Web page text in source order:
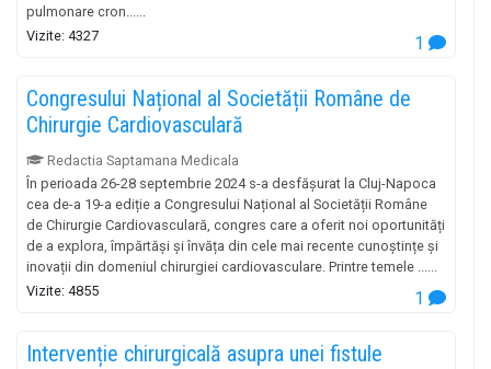
pulmonare cron......
1
Vizite: 4327
Congresului Național al Societății Române de
Chirurgie Cardiovasculară
Redactia Saptamana Medicala
În perioada 26-28 septembrie 2024 s-a desfășurat la Cluj-Napoca
cea de-a 19-a ediție a Congresului Național al Societății Române
de Chirurgie Cardiovasculară, congres care a oferit noi oportunități
de a explora, împărtăși și învăța din cele mai recente cunoștințe și
inovații din domeniul chirurgiei cardiovasculare. Printre temele ......
1
Vizite: 4855
Intervenție chirurgicală asupra unei fistule